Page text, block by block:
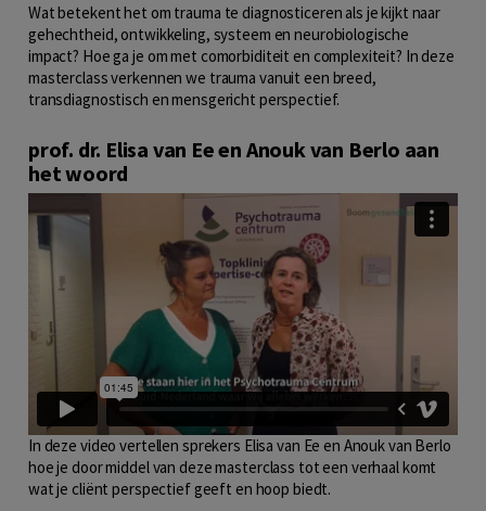
Wat betekent het om trauma te diagnosticeren als je kijkt naar
gehechtheid, ontwikkeling, systeem en neurobiologische
impact? Hoe ga je om met comorbiditeit en complexiteit? In deze
masterclass verkennen we trauma vanuit een breed,
transdiagnostisch en mensgericht perspectief.
prof. dr. Elisa van Ee en Anouk van Berlo aan
het woord
In deze video vertellen sprekers Elisa van Ee en Anouk van Berlo
hoe je door middel van deze masterclass tot een verhaal komt
wat je cliënt perspectief geeft en hoop biedt.